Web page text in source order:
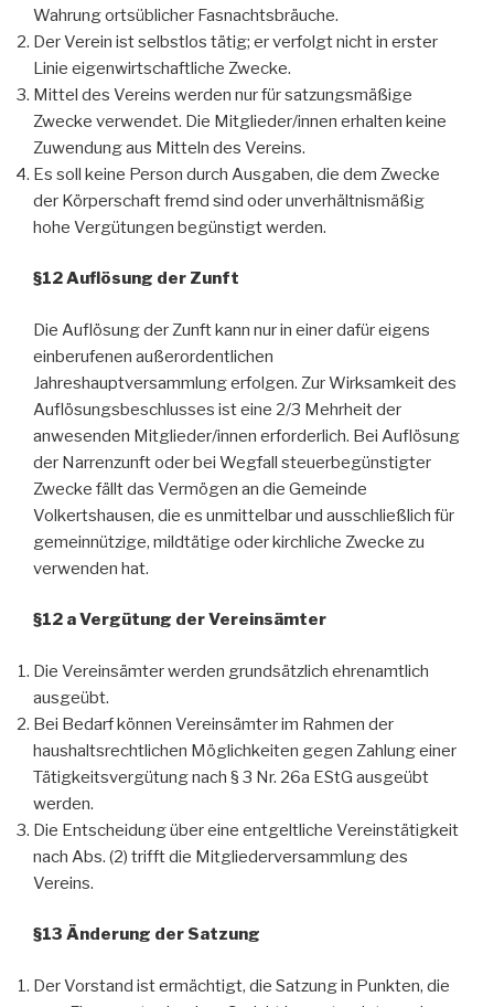
Wahrung ortsüblicher Fasnachtsbräuche.
Der Verein ist selbstlos tätig; er verfolgt nicht in erster
Linie eigenwirtschaftliche Zwecke.
Mittel des Vereins werden nur für satzungsmäßige
Zwecke verwendet. Die Mitglieder/innen erhalten keine
Zuwendung aus Mitteln des Vereins.
Es soll keine Person durch Ausgaben, die dem Zwecke
der Körperschaft fremd sind oder unverhältnismäßig
hohe Vergütungen begünstigt werden.
§12 Auflösung der Zunft
Die Auflösung der Zunft kann nur in einer dafür eigens
einberufenen außerordentlichen
Jahreshauptversammlung erfolgen. Zur Wirksamkeit des
Auflösungsbeschlusses ist eine 2/3 Mehrheit der
anwesenden Mitglieder/innen erforderlich. Bei Auflösung
der Narrenzunft oder bei Wegfall steuerbegünstigter
Zwecke fällt das Vermögen an die Gemeinde
Volkertshausen, die es unmittelbar und ausschließlich für
gemeinnützige, mildtätige oder kirchliche Zwecke zu
verwenden hat.
§12 a Vergütung der Vereinsämter
Die Vereinsämter werden grundsätzlich ehrenamtlich
ausgeübt.
Bei Bedarf können Vereinsämter im Rahmen der
haushaltsrechtlichen Möglichkeiten gegen Zahlung einer
Tätigkeitsvergütung nach § 3 Nr. 26a EStG ausgeübt
werden.
Die Entscheidung über eine entgeltliche Vereinstätigkeit
nach Abs. (2) trifft die Mitgliederversammlung des
Vereins.
§13 Änderung der Satzung
Der Vorstand ist ermächtigt, die Satzung in Punkten, die